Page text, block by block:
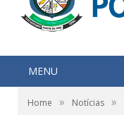
MENU
Home » Notícias »